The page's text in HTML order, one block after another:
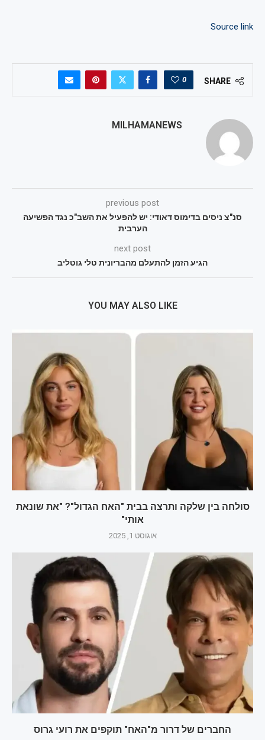
Source link
SHARE
0
MILHAMANEWS
previous post
סנ"צ ניסים בדימוס דאודי: יש להפעיל את השב"כ נגד הפשיעה
הערבית
next post
הגיע הזמן להתעלם מהבריונית טלי גוטליב
YOU MAY ALSO LIKE
סולחה בין שלקה ותרצה בבית "האח הגדול"? "את שונאת
אותי"
אוגוסט 1, 2025
החברים של דרור מ"האח" תוקפים את רועי גרוס